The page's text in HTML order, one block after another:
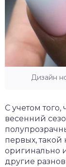
Дизайн
С учетом
весенний
первых,
оригинально
другие